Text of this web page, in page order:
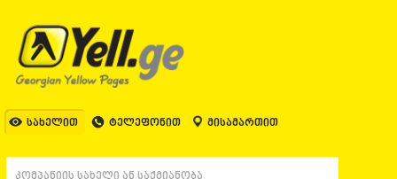
სახელით ტელეფონით მისამართით
ᲗᲑᲘᲚᲘᲡᲘ
ᲗᲑᲘᲚᲘᲡᲘ
ᲐᲤᲮᲐᲖᲔᲗᲘ
ᲒᲐᲚᲘ
ᲑᲐᲗᲣᲛᲘ
ᲥᲝᲑᲣᲚᲔᲗᲘ
ᲨᲣᲐᲮᲔᲕᲘ